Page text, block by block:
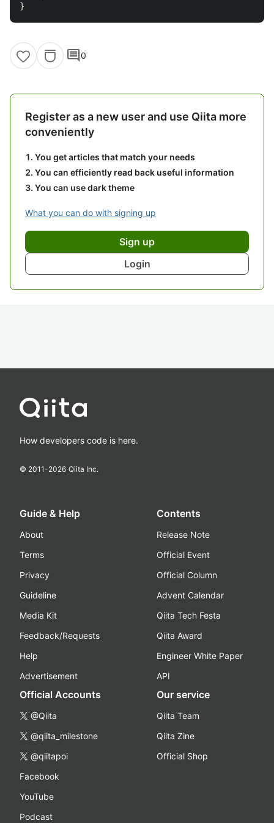
}
comment0
Register as a new user and use Qiita more
conveniently
You get articles that match your needs
You can efficiently read back useful information
You can use dark theme
What you can do with signing up
Sign up
Login
How developers code is here.
© 2011-2026 Qiita Inc.
Guide & Help
About
Terms
Privacy
Guideline
Media Kit
Feedback/Requests
Help
Advertisement
Contents
Release Note
Official Event
Official Column
Advent Calendar
Qiita Tech Festa
Qiita Award
Engineer White Paper
API
Official Accounts
@Qiita
@qiita_milestone
@qiitapoi
Facebook
YouTube
Podcast
Our service
Qiita Team
Qiita Zine
Official Shop